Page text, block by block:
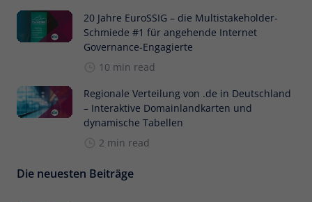
20 Jahre EuroSSIG – die Multistakeholder-
Schmiede #1 für angehende Internet
Governance-Engagierte
10 min read
Regionale Verteilung von .de in Deutschland
– Interaktive Domainlandkarten und
dynamische Tabellen
2 min read
Die neuesten Beiträge